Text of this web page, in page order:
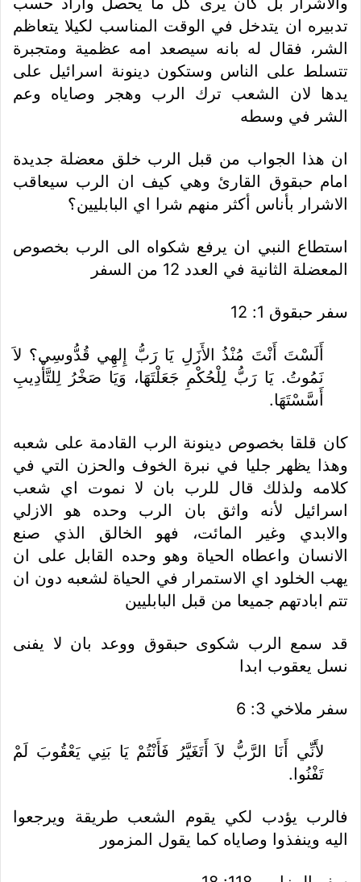
تدبيره ان يتدخل في الوقت المناسب لكيلا يتعاظم
الشر، فقال له بانه سيصعد امه عظمية ومتجبرة
تتسلط على الناس وستكون دينونة اسرائيل على
يدها لان الشعب ترك الرب وهجر وصاياه وعم
الشر في وسطه
ان هذا الجواب من قبل الرب خلق معضلة جديدة
امام حبقوق القارئ وهي كيف ان الرب سيعاقب
الاشرار بأناس أكثر منهم شرا اي البابليين؟
استطاع النبي ان يرفع شكواه الى الرب بخصوص
المعضلة الثانية في العدد 12 من السفر
سفر حبقوق 1: 12
أَلَسْتَ أَنْتَ مُنْذُ الأَزَلِ يَا رَبُّ إِلهِي قُدُّوسِي؟ لاَ
نَمُوتُ. يَا رَبُّ لِلْحُكْمِ جَعَلْتَهَا، وَيَا صَخْرُ لِلتَّأْدِيبِ
أَسَّسْتَهَا.
كان قلقا بخصوص دينونة الرب القادمة على شعبه
وهذا يظهر جليا في نبرة الخوف والحزن التي في
كلامه ولذلك قال للرب بان لا نموت اي شعب
اسرائيل لأنه واثق بان الرب وحده هو الازلي
والابدي وغير المائت، فهو الخالق الذي صنع
الانسان واعطاه الحياة وهو وحده القابل على ان
يهب الخلود اي الاستمرار في الحياة لشعبه دون ان
تتم ابادتهم جميعا من قبل البابليين
قد سمع الرب شكوى حبقوق ووعد بان لا يفنى
نسل يعقوب ابدا
سفر ملاخي 3: 6
لأَنِّي أَنَا الرَّبُّ لاَ أَتَغَيَّرُ فَأَنْتُمْ يَا بَنِي يَعْقُوبَ لَمْ
تَفْنُوا.
فالرب يؤدب لكي يقوم الشعب طريقة ويرجعوا
اليه وينفذوا وصاياه كما يقول المزمور